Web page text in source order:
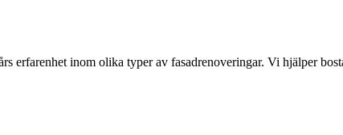
erfarenhet inom olika typer av fasadrenoveringar. Vi hjälper